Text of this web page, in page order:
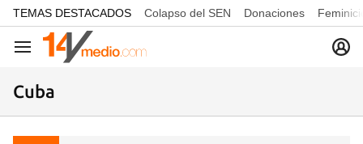
common.go-to-content
TEMAS DESTACADOS Colapso del SEN Donaciones
Navegación
Cuba